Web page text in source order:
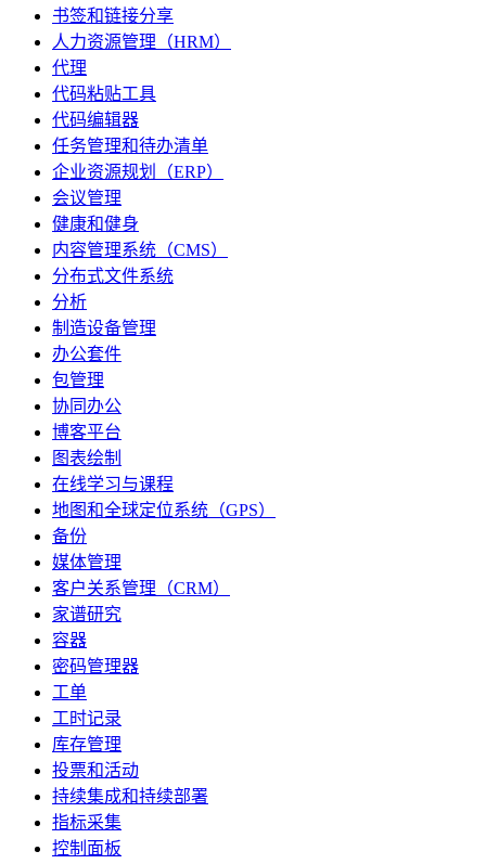
书签和链接分享
人力资源管理（HRM）
代理
代码粘贴工具
代码编辑器
任务管理和待办清单
企业资源规划（ERP）
会议管理
健康和健身
内容管理系统（CMS）
分布式文件系统
分析
制造设备管理
办公套件
包管理
协同办公
博客平台
图表绘制
在线学习与课程
地图和全球定位系统（GPS）
备份
媒体管理
客户关系管理（CRM）
家谱研究
容器
密码管理器
工单
工时记录
库存管理
投票和活动
持续集成和持续部署
指标采集
控制面板